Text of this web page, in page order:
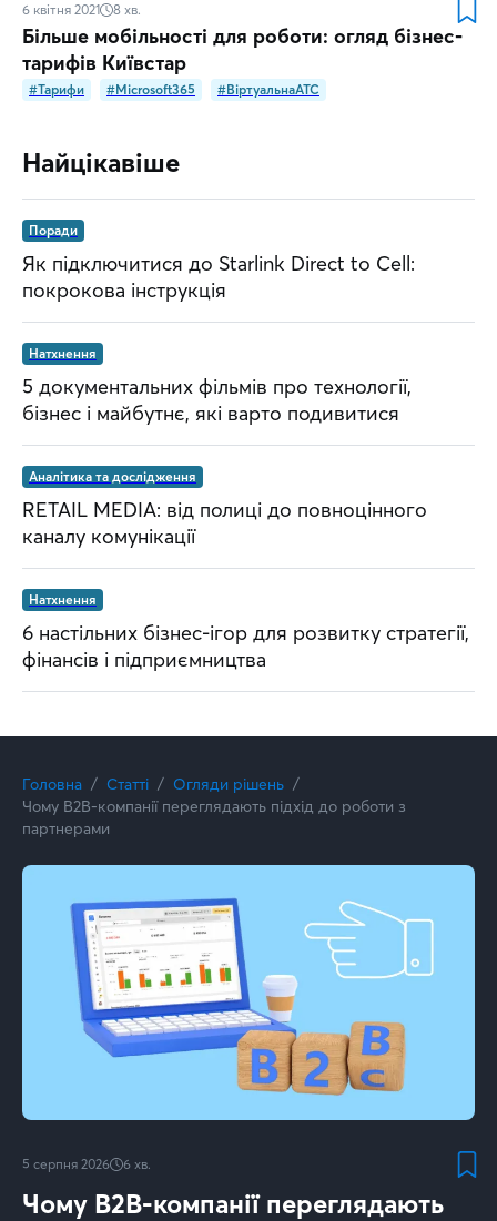
6 квітня 2021 8 хв.
Більше мобільності для роботи: огляд бізнес-
тарифів Київстар
#Тарифи #Microsoft365 #ВіртуальнаATC
Найцікавіше
Поради
Як підключитися до Starlink Direct to Cell:
покрокова інструкція
Натхнення
5 документальних фільмів про технології,
бізнес і майбутнє, які варто подивитися
Аналітика та дослідження
RETAIL MEDIA: від полиці до повноцінного
каналу комунікації
Натхнення
6 настільних бізнес-ігор для розвитку стратегії,
фінансів і підприємництва
Головна Статті
Огляди рішень
Чому B2B-компанії переглядають підхід до роботи з
партнерами
5 серпня 2026 6 хв.
Чому B2B-компанії переглядають